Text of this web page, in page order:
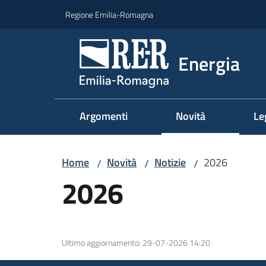
Regione Emilia-Romagna
Energia
Argomenti Novità
Home / Novità / Notizie / 2026
2026
Ultimo aggiornamento: 29-07-2026 14:20